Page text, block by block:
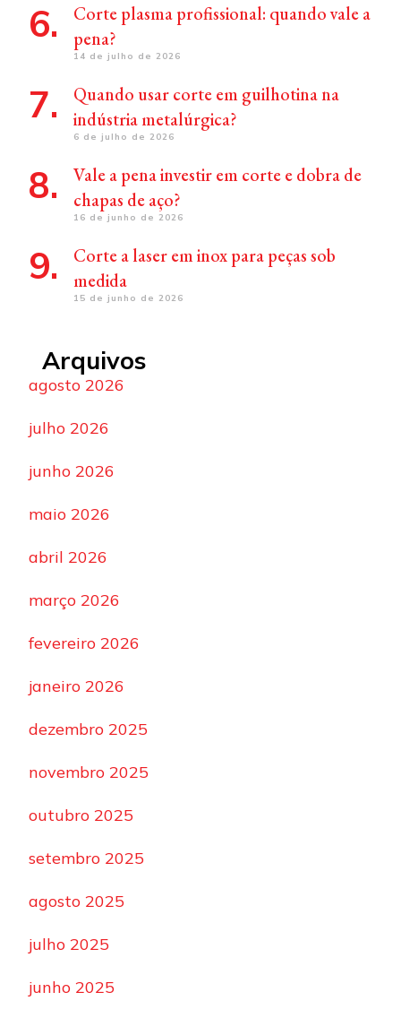
Corte plasma profissional: quando vale a
pena?
14 de julho de 2026
Quando usar corte em guilhotina na
indústria metalúrgica?
6 de julho de 2026
Vale a pena investir em corte e dobra de
chapas de aço?
16 de junho de 2026
Corte a laser em inox para peças sob
medida
15 de junho de 2026
Arquivos
agosto 2026
julho 2026
junho 2026
maio 2026
abril 2026
março 2026
fevereiro 2026
janeiro 2026
dezembro 2025
novembro 2025
outubro 2025
setembro 2025
agosto 2025
julho 2025
junho 2025